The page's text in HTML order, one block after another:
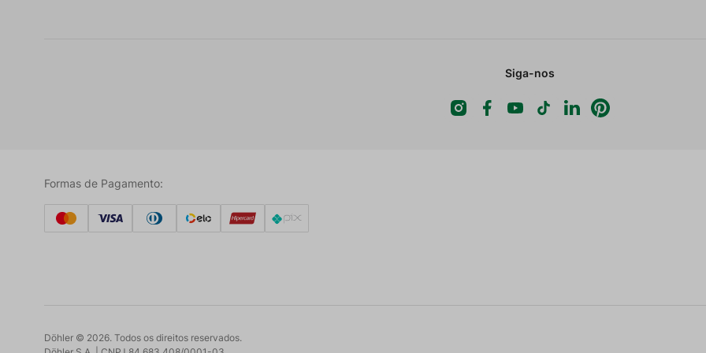
Siga-nos
Formas de Pagamento:
Döhler © 2026. Todos os direitos reservados.